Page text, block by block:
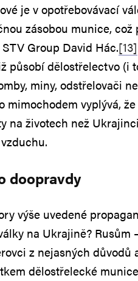
je v opotřebovávací
zásobou munice,
Group David Hác.[13]
působí dělostřelectvo (i
miny, odstřelovači
mimochodem vyplývá,
na životech než
doopravdy
výše uvedené
na Ukrajině? Rusům
z nejasných důvodů
dělostřelecké